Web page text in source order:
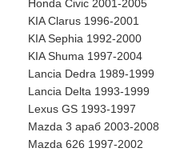
Honda Civic 2001-2005
KIA Clarus 1996-2001
KIA Sephia 1992-2000
KIA Shuma 1997-2004
Lancia Dedra 1989-1999
Lancia Delta 1993-1999
Lexus GS 1993-1997
Mazda 3 араб 2003-2008
Mazda 626 1997-2002